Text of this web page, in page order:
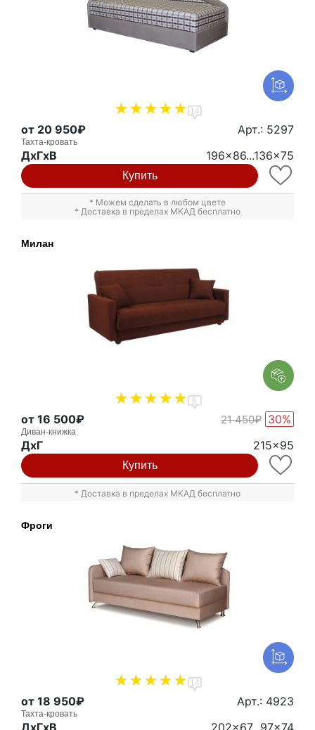
14
от 20 950₽ Арт.: 5297
Тахта-кровать
ДxГxВ 196x86...136x75
Купить
* Можем сделать в любом цвете
* Доставка в пределах МКАД бесплатно
Милан
6
от 16 500₽ 21 450₽ 30%
Диван-книжка
ДxГ 215x95
Купить
* Доставка в пределах МКАД бесплатно
Фроги
14
от 18 950₽ Арт.: 4923
Тахта-кровать
ДxГxВ 202x67...97x74